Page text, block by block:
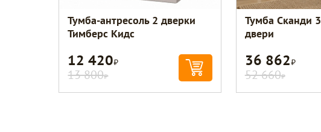
Тумба-антресоль 2 дверки
Тимберс Кидс
12 420Р
13 800Р
Тумба Сканди
двери
36 862Р
52 660Р